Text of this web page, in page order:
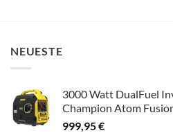
NEUESTE
3000 Watt DualFuel
Champion Atom
999,95€